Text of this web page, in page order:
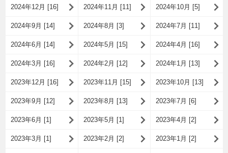
2024年12月 [16] 2024年11月 [11] 2024年10月 [5]
2024年9月 [14] 2024年8月 [3] 2024年7月 [11]
2024年6月 [14] 2024年5月 [15] 2024年4月 [16]
2024年3月 [16] 2024年2月 [12] 2024年1月 [13]
2023年12月 [16] 2023年11月 [15] 2023年10月 [13]
2023年9月 [12] 2023年8月 [13] 2023年7月 [6]
2023年6月 [1] 2023年5月 [1] 2023年4月 [2]
2023年3月 [1] 2023年2月 [2] 2023年1月 [2]